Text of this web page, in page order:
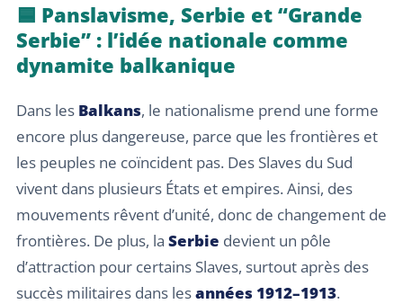
🟦 Panslavisme, Serbie et “Grande
Serbie” : l’idée nationale comme
dynamite balkanique
Dans les Balkans, le nationalisme prend une forme
encore plus dangereuse, parce que les frontières et
les peuples ne coïncident pas. Des Slaves du Sud
vivent dans plusieurs États et empires. Ainsi, des
mouvements rêvent d’unité, donc de changement de
frontières. De plus, la Serbie devient un pôle
d’attraction pour certains Slaves, surtout après des
succès militaires dans lesannées 1912–1913.